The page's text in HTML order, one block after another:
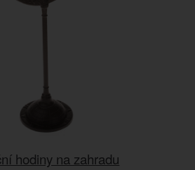
hodiny na zahradu